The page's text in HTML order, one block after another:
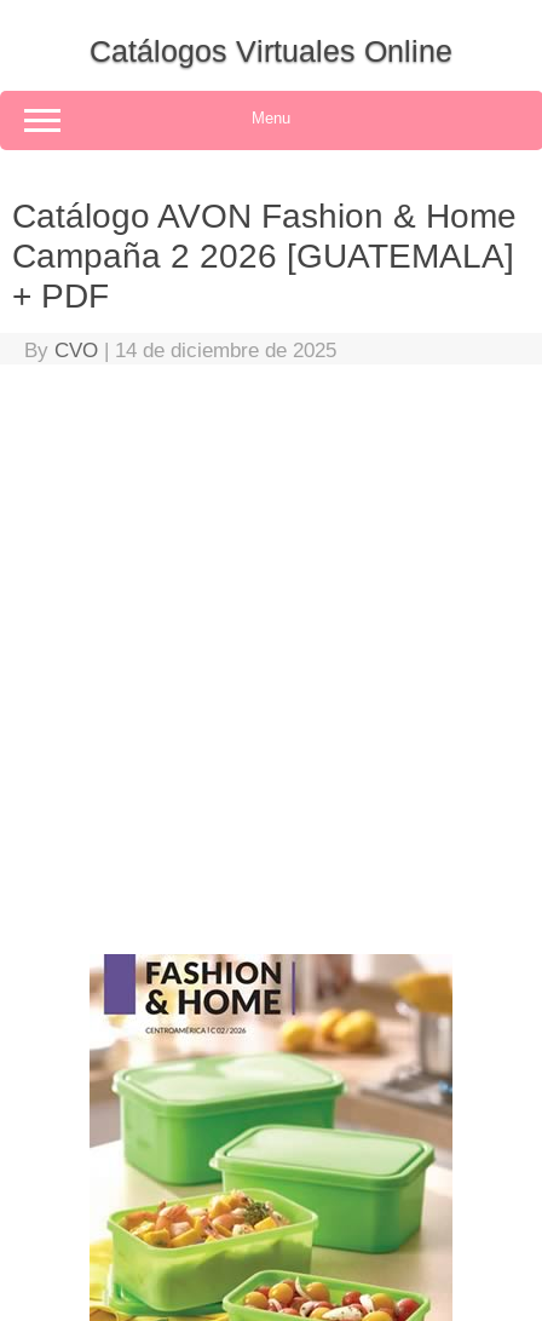
Catálogos Virtuales Online
Menu
Catálogo AVON Fashion & Home
Campaña 2 2026 [GUATEMALA]
+ PDF
By CVO | 14 de diciembre de 2025